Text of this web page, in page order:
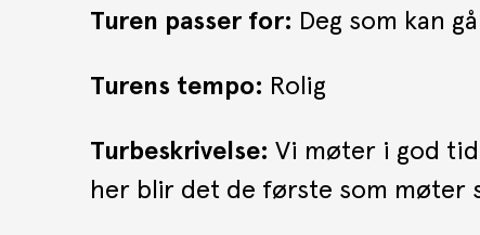
Turen passer for: Deg som kan
Turens tempo: Rolig
Turbeskrivelse: Vi møter i god
her blir det de første som møter